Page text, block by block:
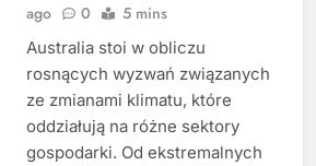
ago
0 5 mins
Australia stoi w obliczu
rosnących wyzwań związanych
ze zmianami klimatu, które
oddziałują na różne sektory
gospodarki. Od ekstremalnych